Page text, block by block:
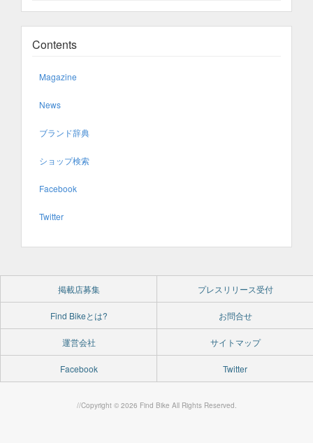
Contents
Magazine
News
ブランド辞典
ショップ検索
Facebook
Twitter
掲載店募集 プレスリリース受付
Find Bikeとは? お問合せ
運営会社 サイトマップ
Facebook Twitter
//Copyright © 2026 Find Bike All Rights Reserved.